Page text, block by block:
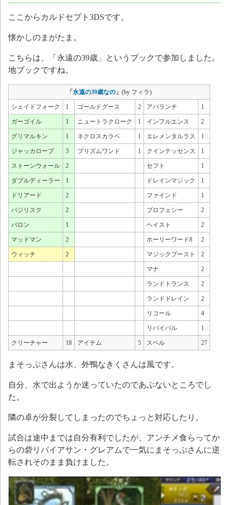
ここからカルドセプト3DSです。
懐かしのまがたま。
こちらは、「永遠の39歳」というブックで参加しました。
地ブックですね。
「 永遠の39歳なの 」 (by フィラ)
シェイドフォーク 1 ゴールドグース 2 アバランチ 1
ガーゴイル 1 ニュートラクローク 1 インフルエンス 2
グリマルキン 1 ネクロスカラベ 1 エレメンタルラス 1
ジャッカロープ 3 プリズムワンド 1 クインテッセンス 1
ストーンウォール 2 セフト 1
ダブルディーラー 1 ドレインマジック 1
ドリアード 2 ファインド 1
バジリスク 2 プロフェシー 2
バロン 1 ヘイスト 2
マッドマン 2 ホーリーワード8 2
ウィッチ 2 マジックブースト 2
マナ 2
ランドトランス 2
ランドドレイン 2
リコール 4
リバイバル 1
クリーチャー 18 アイテム 5 スペル 27
まそっぷさんは水、外鴨なきくさんは風です。
自分、水で出ようか迷っていたのであぶないところでし
た。
隣の卓が分裂してしまったのでちょっと対応したり。
試合は途中までは自分有利でしたが、アンチメ食らってか
らの砦リバイアサン・グレアムで一気にまそっぷさんに逆
転されそのまま負けました。